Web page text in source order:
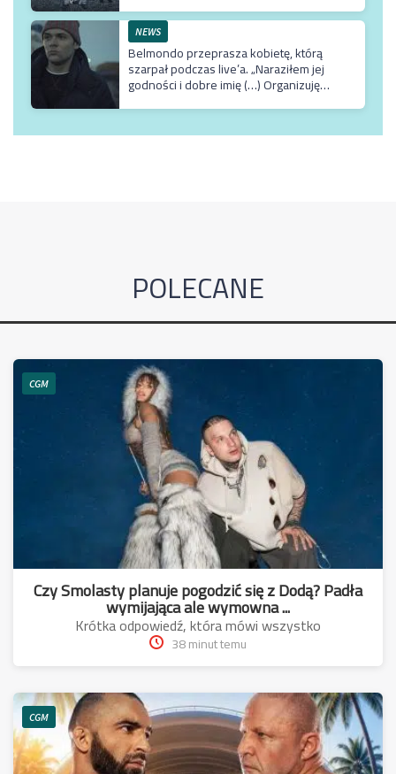
NEWS
Belmondo przeprasza kobietę, którą
szarpał podczas live’a. „Naraziłem jej
godności i dobre imię (…) Organizuję
specjalisty”
POLECANE
CGM
Czy Smolasty planuje pogodzić się z Dodą? Padła
wymijająca ale wymowna ...
Krótka odpowiedź, która mówi wszystko
38 minut temu
CGM